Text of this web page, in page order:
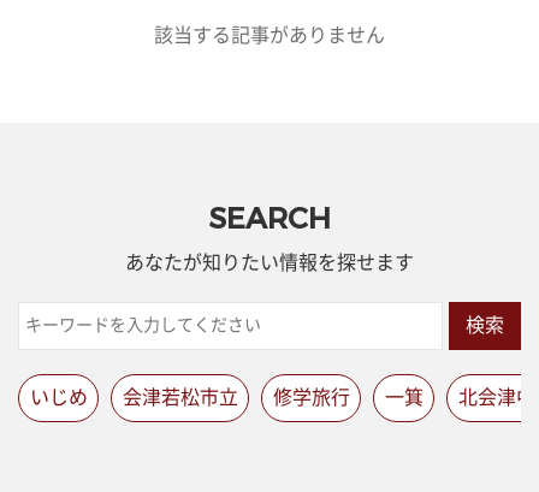
該当する記事がありません
SEARCH
あなたが知りたい情報を探せます
検索
いじめ 会津若松市立 修学旅行 一箕 北会津中